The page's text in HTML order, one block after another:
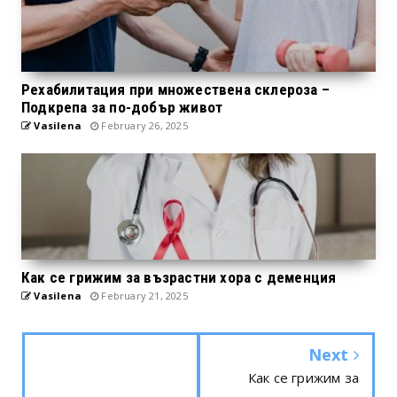
Рехабилитация при множествена склероза –
Подкрепа за по-добър живот
Vasilena February 26, 2025
Как се грижим за възрастни хора с деменция
Vasilena February 21, 2025
Next
Как се грижим за